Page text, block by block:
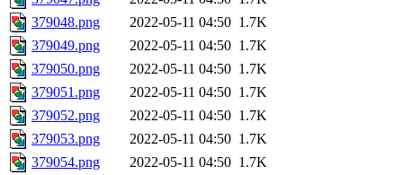
379048.png
2022-05-11 04:50 1.7K
379049.png
2022-05-11 04:50 1.7K
379050.png
2022-05-11 04:50 1.7K
379051.png
2022-05-11 04:50 1.7K
379052.png
2022-05-11 04:50 1.7K
379053.png
2022-05-11 04:50 1.7K
379054.png
2022-05-11 04:50 1.7K